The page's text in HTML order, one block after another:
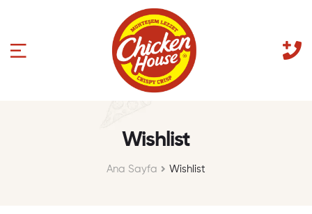
Wishlist
Ana Sayfa Wishlist